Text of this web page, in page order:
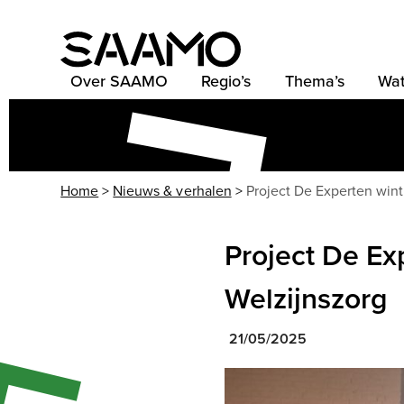
Over SAAMO Regio’s Thema’s
Home> Nieuws & verhalen > Project De Experten
Project De
Welzijnszorg
21/05/2025